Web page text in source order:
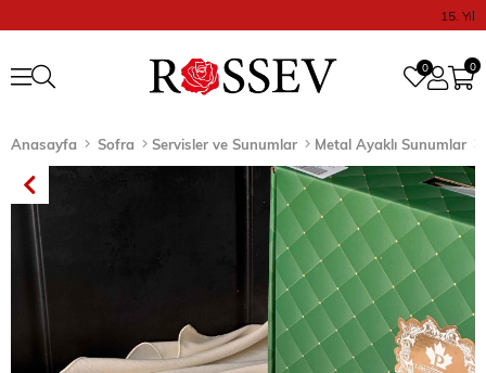
15. Yıl
0
0
Anasayfa Sofra Servisler ve Sunumlar Metal Ayaklı Sunumlar